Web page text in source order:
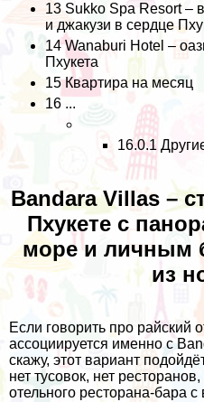
13 Sukko Spa Resort –
и джакузи в сердце
14Wanaburi Hotel –
Пхукета
15Квартира на месяц
16 ...
16.0.1
Bandara Villas –
Пхукете с
море и личным
из
Если говорить про райский
ассоциируется именно с
скажу, этот вариант
нет тусовок, нет
отельного ресторана-бара